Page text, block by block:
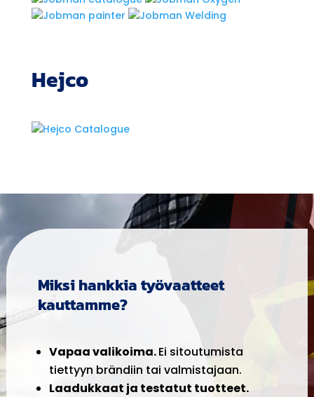
Hejco
Miksi hankkia työvaatteet
kauttamme?
Vapaa valikoima.Ei sitoutumista
tiettyyn brändiin tai valmistajaan.
Laadukkaat ja testatut tuotteet.